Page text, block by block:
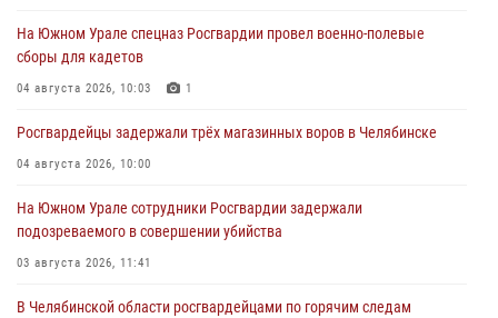
На Южном Урале спецназ Росгвардии провел военно-полевые
сборы для кадетов
04 августа 2026, 10:03 1
Росгвардейцы задержали трёх магазинных воров в Челябинске
04 августа 2026, 10:00
На Южном Урале сотрудники Росгвардии задержали
подозреваемого в совершении убийства
03 августа 2026, 11:41
В Челябинской области росгвардейцами по горячим следам